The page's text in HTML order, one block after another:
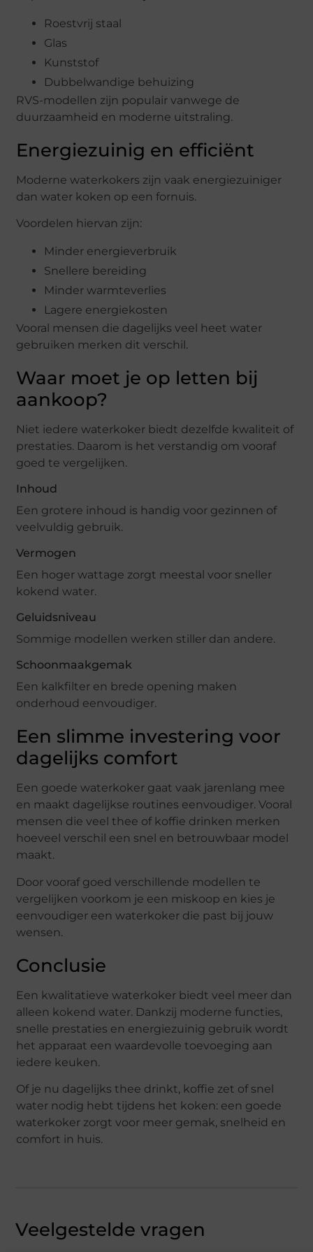
Roestvrij staal
Glas
Kunststof
Dubbelwandige behuizing
RVS-modellen zijn populair vanwege de
duurzaamheid en moderne uitstraling.
Energiezuinig en efficiënt
Moderne waterkokers zijn vaak energiezuiniger
dan water koken op een fornuis.
Voordelen hiervan zijn:
Minder energieverbruik
Snellere bereiding
Minder warmteverlies
Lagere energiekosten
Vooral mensen die dagelijks veel heet water
gebruiken merken dit verschil.
Waar moet je op letten bij
aankoop?
Niet iedere waterkoker biedt dezelfde kwaliteit of
prestaties. Daarom is het verstandig om vooraf
goed te vergelijken.
Inhoud
Een grotere inhoud is handig voor gezinnen of
veelvuldig gebruik.
Vermogen
Een hoger wattage zorgt meestal voor sneller
kokend water.
Geluidsniveau
Sommige modellen werken stiller dan andere.
Schoonmaakgemak
Een kalkfilter en brede opening maken
onderhoud eenvoudiger.
Een slimme investering voor
dagelijks comfort
Een goede waterkoker gaat vaak jarenlang mee
en maakt dagelijkse routines eenvoudiger. Vooral
mensen die veel thee of koffie drinken merken
hoeveel verschil een snel en betrouwbaar model
maakt.
Door vooraf goed verschillende modellen te
vergelijken voorkom je een miskoop en kies je
eenvoudiger een waterkoker die past bij jouw
wensen.
Conclusie
Een kwalitatieve waterkoker biedt veel meer dan
alleen kokend water. Dankzij moderne functies,
snelle prestaties en energiezuinig gebruik wordt
het apparaat een waardevolle toevoeging aan
iedere keuken.
Of je nu dagelijks thee drinkt, koffie zet of snel
water nodig hebt tijdens het koken: een goede
waterkoker zorgt voor meer gemak, snelheid en
comfort in huis.
Veelgestelde vragen